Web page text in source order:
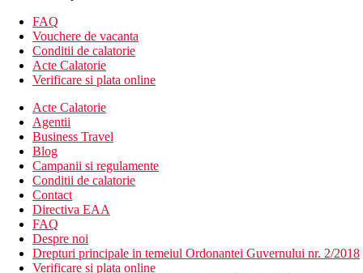
sanitare proprii (baie, uscator de par, toaleta)
seif (gratuit)
mini-bar
set pentru prepararea ceaiului si cafelei
Descrierea hotelului
hol de intrare cu receptie
7 restaurante cu servicii (italiana, gratar, asiatica,
mexicana, internationala, mediteraneana, elvetiana)
8 baruri, inclusiv bar la piscina
un bar de sport care este deschis 24 de ore pe zi
Wi-Fi (gratuit)
fitness
discoteca
FAQ
Vouchere de vacanta
Conditii de calatorie
Acte Calatorie
Verificare si plata online
Acte Calatorie
Agentii
Business Travel
Blog
Campanii si regulamente
Conditii de calatorie
Contact
Directiva EAA
FAQ
Despre noi
Drepturi principale in temeiul Ordonantei Guvernului nr. 2/2018
Verificare si plata online